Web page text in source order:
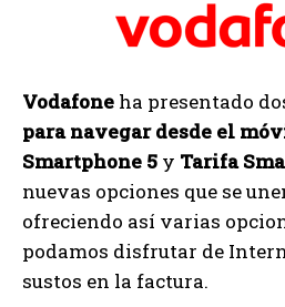
Vodafone ha presentado
para navegar desde el
Smartphone 5 y Tarifa
nuevas opciones que se
ofreciendo así varias
podamos disfrutar de
sustos en la factura.